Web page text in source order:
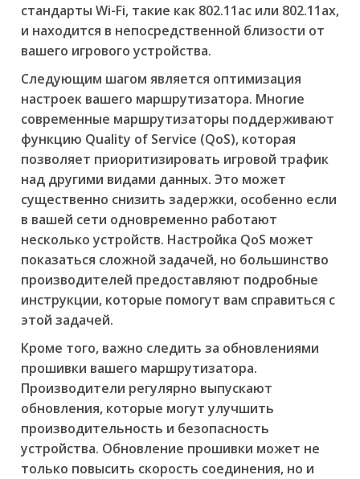
стандарты Wi-Fi, такие как 802.11ac или 802.11ax,
и находится в непосредственной близости от
вашего игрового устройства.
Следующим шагом является оптимизация
настроек вашего маршрутизатора. Многие
современные маршрутизаторы поддерживают
функцию Quality of Service (QoS), которая
позволяет приоритизировать игровой трафик
над другими видами данных. Это может
существенно снизить задержки, особенно если
в вашей сети одновременно работают
несколько устройств. Настройка QoS может
показаться сложной задачей, но большинство
производителей предоставляют подробные
инструкции, которые помогут вам справиться с
этой задачей.
Кроме того, важно следить за обновлениями
прошивки вашего маршрутизатора.
Производители регулярно выпускают
обновления, которые могут улучшить
производительность и безопасность
устройства. Обновление прошивки может не
только повысить скорость соединения, но и